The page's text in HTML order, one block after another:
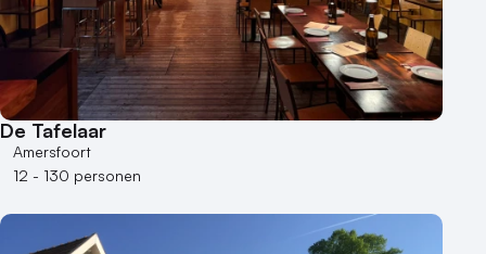
De Tafelaar
Amersfoort
12 - 130 personen